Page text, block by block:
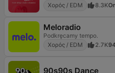
Χορός / EDM
8.3K
Meloradio
Podkręcamy tempo.
Χορός / EDM
2.7K
90s90s Dance